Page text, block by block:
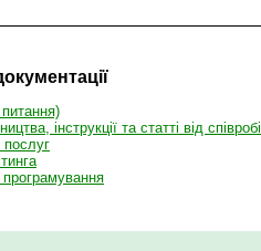
інструкції та статті від
послуг
програмування